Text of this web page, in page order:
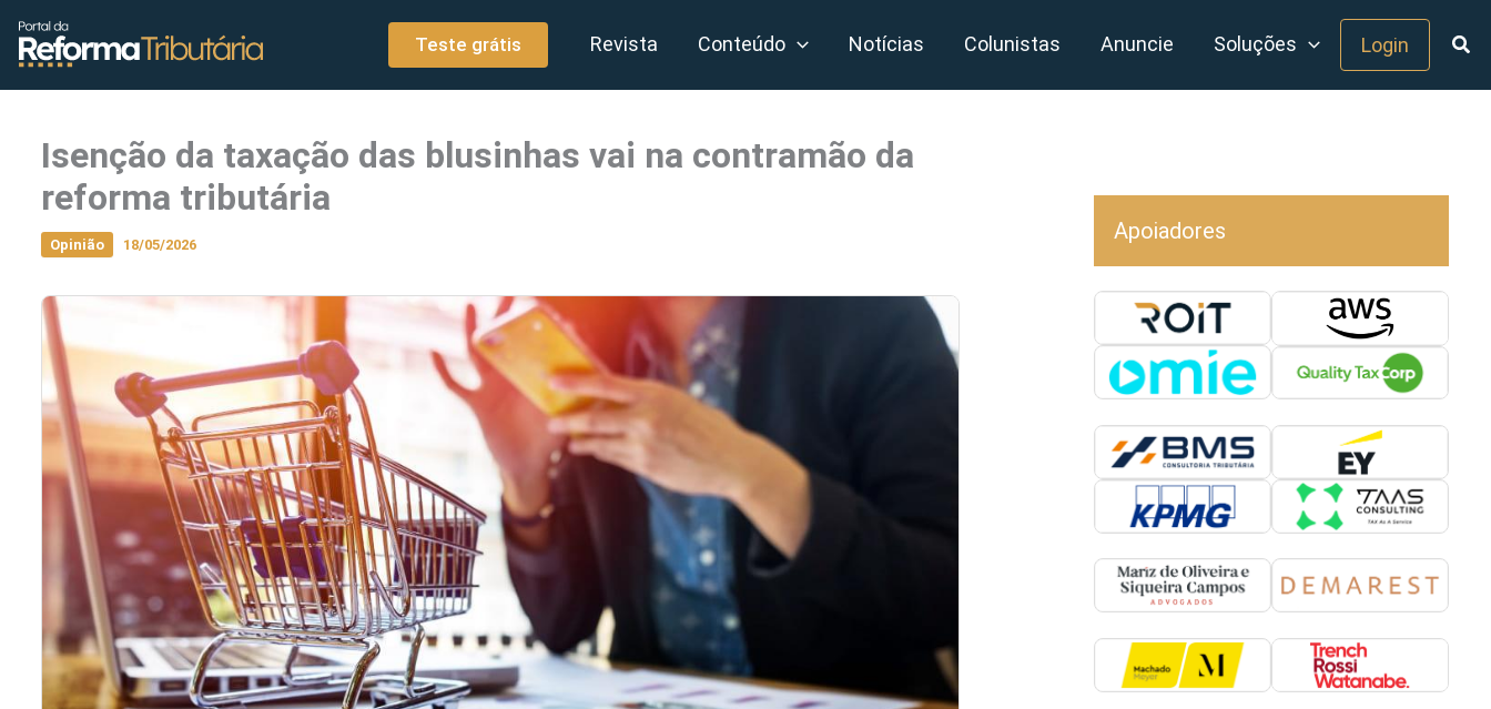
conteúdo
Teste grátis Revista Conteúdo Notícias Colunistas Anuncie Soluções Login
Isenção da taxação das blusinhas vai na contramão da
reforma tributária
Opinião 18/05/2026
Apoiadores